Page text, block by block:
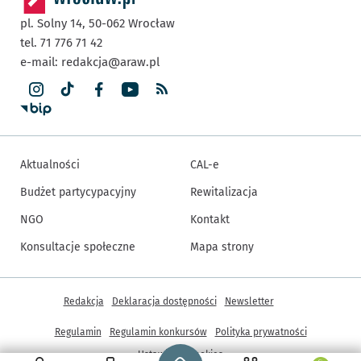
Strona główna - wroclaw.pl
pl. Solny 14, 50-062 Wrocław
tel. 71 776 71 42
e-mail: redakcja@araw.pl
Aktualności
Budżet partycypacyjny
NGO
Konsultacje społeczne
CAL-e
Rewitalizacja
Kontakt
Mapa strony
Inne informacje
Redakcja Deklaracja dostępności Newsletter
Regulamin Regulamin konkursów
Polityka prywatności
Ustawienia cookies